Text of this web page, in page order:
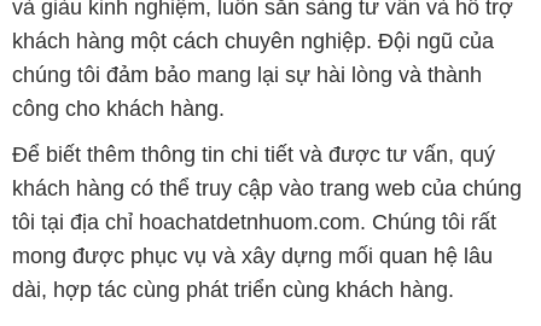
và giàu kinh nghiệm, luôn sẵn sàng tư vấn và hỗ trợ
khách hàng một cách chuyên nghiệp. Đội ngũ của
chúng tôi đảm bảo mang lại sự hài lòng và thành
công cho khách hàng.
Để biết thêm thông tin chi tiết và được tư vấn, quý
khách hàng có thể truy cập vào trang web của chúng
tôi tại địa chỉ hoachatdetnhuom.com. Chúng tôi rất
mong được phục vụ và xây dựng mối quan hệ lâu
dài, hợp tác cùng phát triển cùng khách hàng.